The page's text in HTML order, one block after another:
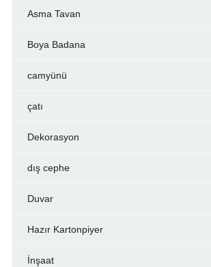
Asma Tavan
Boya Badana
camyünü
çatı
Dekorasyon
dış cephe
Duvar
Hazır Kartonpiyer
İnşaat